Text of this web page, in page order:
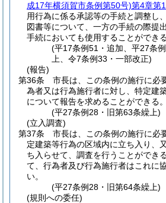
成17年横須賀市条例第50号)第4章第
用行為に係る承認等の手続と調整し
図書等について、一方の手続の際提
手続においても使用することができ
(平17条例51・追加、平27条
上、令7条例33・一部改正)
(報告)
第36条
市長は、この条例の施行に必
為者又は行為施行者に対し、特定建
について報告を求めることができる。
(平27条例28・旧第63条繰上)
(立入調査)
第37条
市長は、この条例の施行に必
定建築等行為の区域内に立ち入り、
ち入らせて、調査を行うことができる
て、行為者及び行為施行者はこれに
い。
(平27条例28・旧第64条繰上)
(規則への委任)